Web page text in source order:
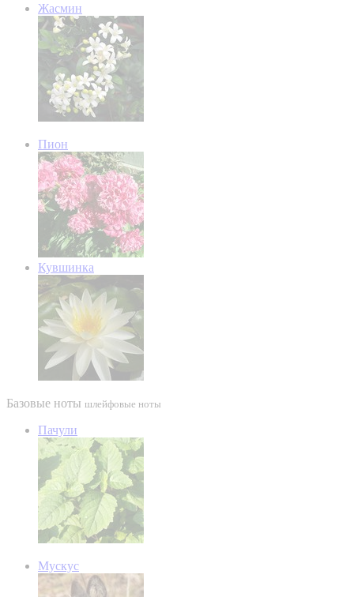
Жасмин
Пион
Кувшинка
Базовые ноты шлейфовые ноты
Пачули
Мускус